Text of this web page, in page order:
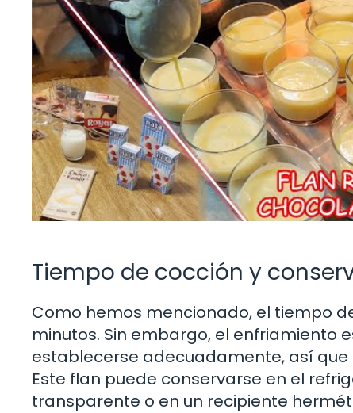
Tiempo de cocción y
Como hemos mencionado, el tiempo
minutos. Sin embargo, el enfriamiento
establecerse adecuadamente, así
Este flan puede conservarse en el
transparente o en un recipiente